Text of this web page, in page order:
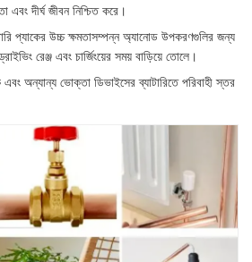
এবং দীর্ঘ জীবন নিশ্চিত করে।
প্যাকের উচ্চ ক্ষমতাসম্পন্ন অ্যানোড উপকরণগুলির জন্য
রেঞ্জ এবং চার্জিংয়ের সময় বাড়িয়ে তোলে।
অন্যান্য ভোক্তা ডিভাইসের ব্যাটারিতে পরিবাহী স্তর